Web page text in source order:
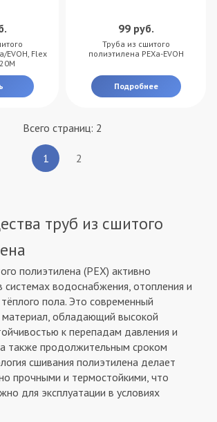
EVOH, Flex
99 руб.
Труба из сшитого
полиэтилена PEXa-EVOH
Подробнее
Всего страниц: 2
1 2
труб из сшитого
полиэтилена (PEX) активно
системах водоснабжения, отопления и
пола. Это современный
материал, обладающий высокой
к перепадам давления и
также продолжительным сроком
сшивания полиэтилена делает
прочными и термостойкими, что
для эксплуатации в условиях